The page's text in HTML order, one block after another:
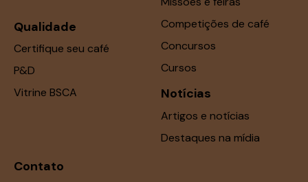
Qualidade
Certifique seu café
P&D
Vitrine BSCA
Competições de café
Concursos
Cursos
Notícias
Artigos e notícias
Destaques na mídia
Contato